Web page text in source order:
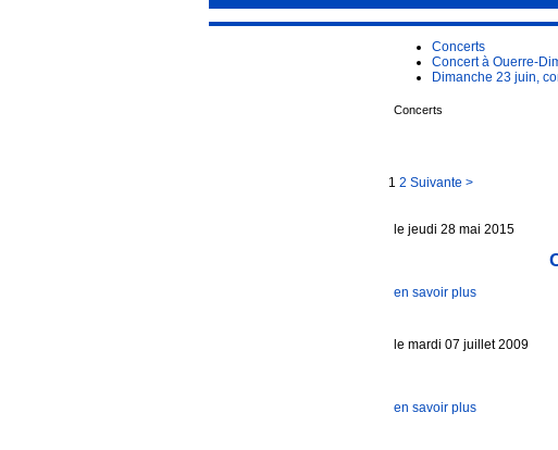
Concerts
Concert à Ouerre-
Dimanche 23 juin,
Concerts
1 2 Suivante >
le jeudi 28 mai 2015
en savoir plus
le mardi 07 juillet 2009
en savoir plus